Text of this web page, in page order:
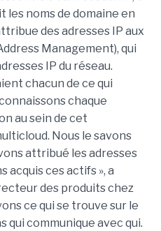
les noms de domaine en
des adresses IP aux
Management), qui
IP du réseau.
chacun de ce qui
chaque
au sein de cet
Nous le savons
attribué les adresses
acquis ces actifs », a
des produits chez
ce qui se trouve sur le
qui communique avec qui.